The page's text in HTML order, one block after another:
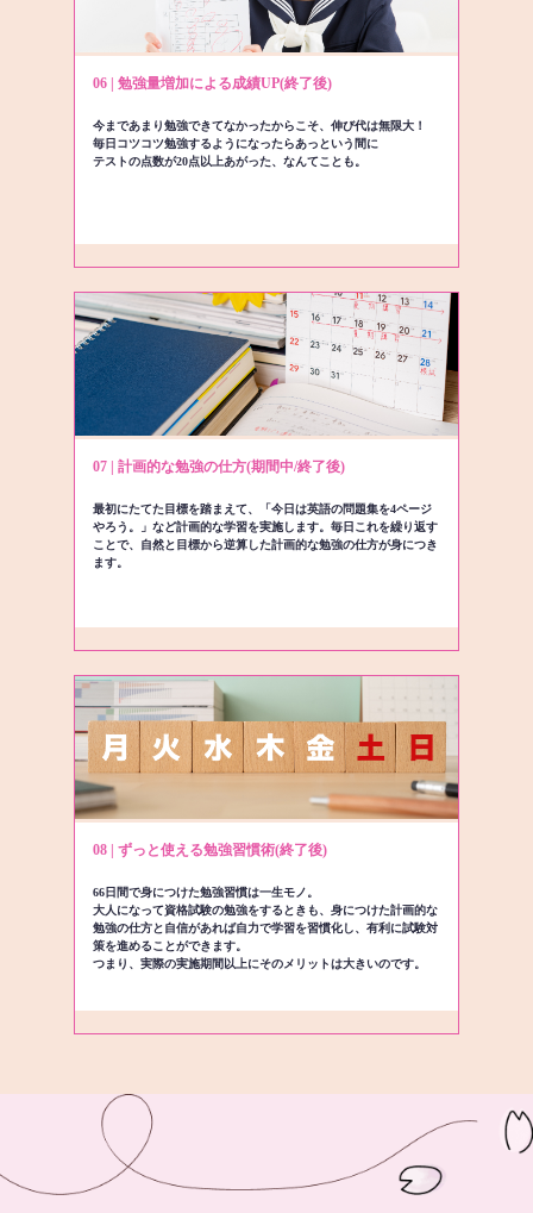
06 | 勉強量増加による成績UP(終了後)
今まであまり勉強できてなかったからこそ、伸び代は無限大！
毎日コツコツ勉強するようになったらあっという間に
テストの点数が20点以上あがった、なんてことも。
07 | 計画的な勉強の仕方(期間中/終了後)
最初にたてた目標を踏まえて、「今日は英語の問題集を4ページ
やろう。」など計画的な学習を実施します。毎日これを繰り返す
ことで、自然と目標から逆算した計画的な勉強の仕方が身につき
ます。
08 | ずっと使える勉強習慣術(終了後)
66日間で身につけた勉強習慣は一生モノ。
大人になって資格試験の勉強をするときも、身につけた計画的な
勉強の仕方と自信があれば自力で学習を習慣化し、有利に試験対
策を進めることができます。
つまり、実際の実施期間以上にそのメリットは大きいのです。